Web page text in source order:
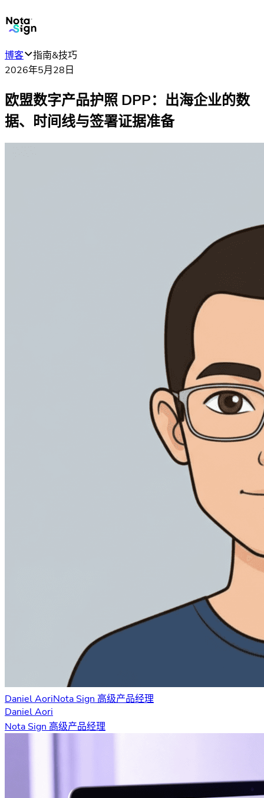
博客
指南&技巧
2026年5月28日
欧盟数字产品护照 DPP：出海企业的数
据、时间线与签署证据准备
Daniel AoriNota Sign 高级产品经理
Daniel Aori
Nota Sign 高级产品经理